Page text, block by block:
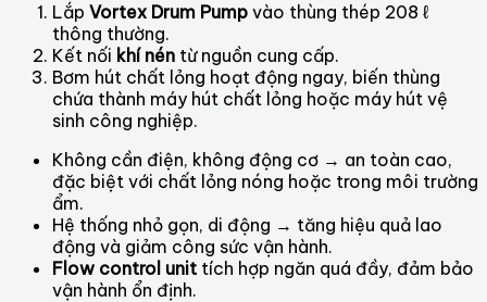
Lắp Vortex Drum Pump vào thùng thép 208 ℓ
thông thường.
Kết nối khí nén từ nguồn cung cấp.
Bơm hút chất lỏng hoạt động ngay, biến thùng
chứa thành máy hút chất lỏng hoặc máy hút vệ
sinh công nghiệp.
Không cần điện, không động cơ → an toàn cao,
đặc biệt với chất lỏng nóng hoặc trong môi trường
ẩm.
Hệ thống nhỏ gọn, di động → tăng hiệu quả lao
động và giảm công sức vận hành.
Flow control unit tích hợp ngăn quá đầy, đảm bảo
vận hành ổn định.